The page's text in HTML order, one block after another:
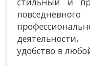
деятельности,
удобство в